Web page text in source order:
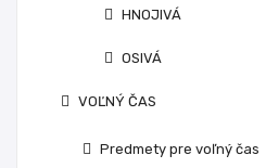
HNOJIVÁ
OSIVÁ
VOĽNÝ ČAS
Predmety pre voľný čas